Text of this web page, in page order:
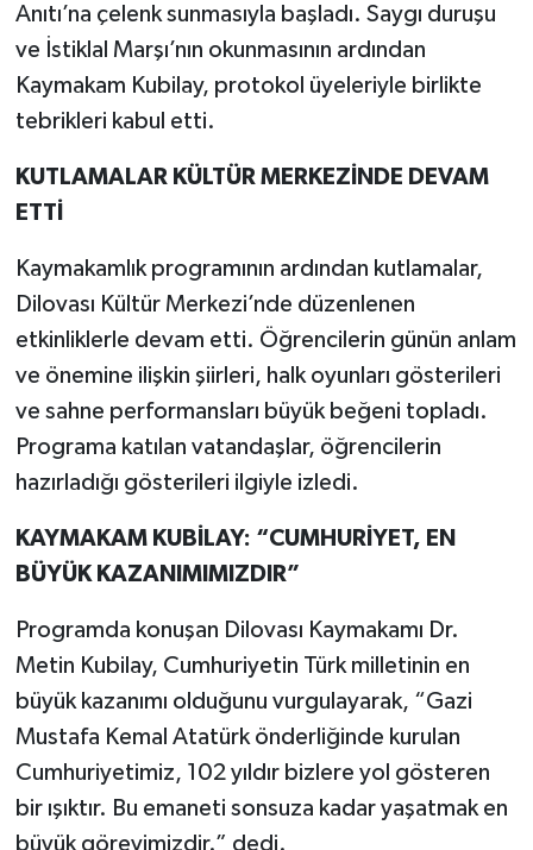
Anıtı’na çelenk sunmasıyla başladı. Saygı duruşu
ve İstiklal Marşı’nın okunmasının ardından
Kaymakam Kubilay, protokol üyeleriyle birlikte
tebrikleri kabul etti.
KUTLAMALAR KÜLTÜR MERKEZİNDE DEVAM
ETTİ
Kaymakamlık programının ardından kutlamalar,
Dilovası Kültür Merkezi’nde düzenlenen
etkinliklerle devam etti. Öğrencilerin günün anlam
ve önemine ilişkin şiirleri, halk oyunları gösterileri
ve sahne performansları büyük beğeni topladı.
Programa katılan vatandaşlar, öğrencilerin
hazırladığı gösterileri ilgiyle izledi.
KAYMAKAM KUBİLAY: “CUMHURİYET, EN
BÜYÜK KAZANIMIMIZDIR”
Programda konuşan Dilovası Kaymakamı Dr.
Metin Kubilay, Cumhuriyetin Türk milletinin en
büyük kazanımı olduğunu vurgulayarak, “Gazi
Mustafa Kemal Atatürk önderliğinde kurulan
Cumhuriyetimiz, 102 yıldır bizlere yol gösteren
bir ışıktır. Bu emaneti sonsuza kadar yaşatmak en
büyük görevimizdir.” dedi.